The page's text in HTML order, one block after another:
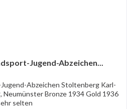
Jugend-Abzeichen...
Abzeichen Stoltenberg Karl-
Neumünster Bronze 1934 Gold 1936
selten